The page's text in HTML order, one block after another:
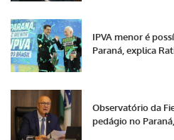
IPVA menor é
Paraná, explica
Observatório da
pedágio no